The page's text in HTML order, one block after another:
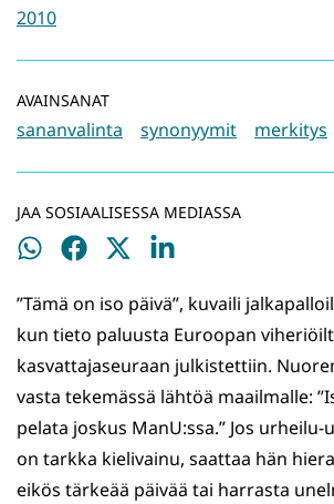
2010
AVAINSANAT
sananvalinta synonyymit merkitys
JAA SOSIAALISESSA MEDIASSA
Jaa
Jaa
Jaa
Jaa
”Tämä on iso päivä”, kuvaili
kun tieto paluusta Euroopan
kasvattajaseuraan julkistettiin.
vasta tekemässä lähtöä maailmalle:
pelata joskus ManU:ssa.” Jos
on tarkka kielivainu, saattaa hän
eikös tärkeää päivää tai harrasta